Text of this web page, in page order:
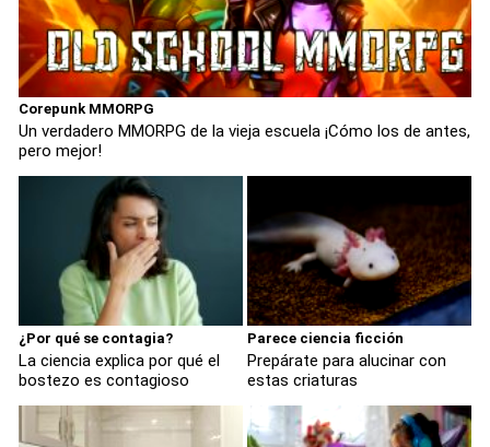
Corepunk MMORPG
Un verdadero MMORPG de la vieja escuela ¡Cómo los de antes,
pero mejor!
¿Por qué se contagia?
La ciencia explica por qué el
bostezo es contagioso
Parece ciencia ficción
Prepárate para alucinar con
estas criaturas